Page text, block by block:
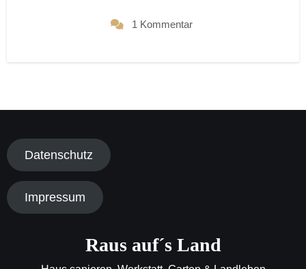
1 Kommentar
Datenschutz
Impressum
Raus auf´s Land